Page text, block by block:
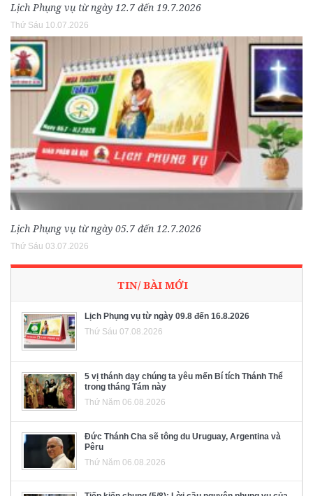
Lịch Phụng vụ từ ngày 12.7 đến 19.7.2026
Thứ Sáu 10.07.2026
Lịch Phụng vụ từ ngày 05.7 đến 12.7.2026
Thứ Sáu 03.07.2026
TIN/ BÀI MỚI
Lịch Phụng vụ từ ngày 09.8 đến 16.8.2026
Thứ Sáu 07.08.2026
5 vị thánh dạy chúng ta yêu mến Bí tích Thánh Thể
trong tháng Tám này
Thứ Năm 06.08.2026
Đức Thánh Cha sẽ tông du Uruguay, Argentina và
Pêru
Thứ Năm 06.08.2026